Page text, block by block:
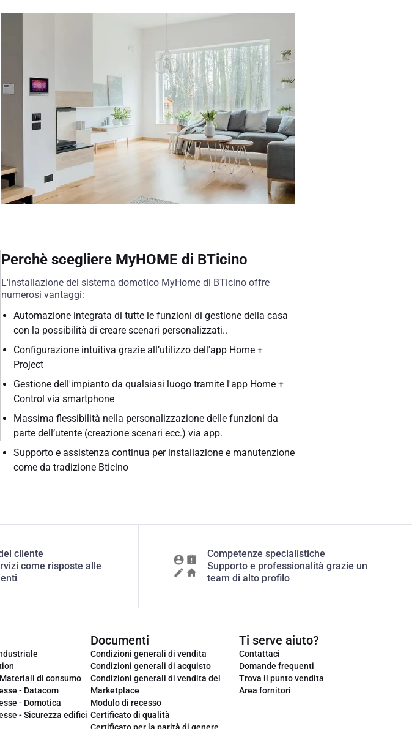
Perchè scegliere MyHOME di BTicino
L'installazione del sistema domotico MyHome di BTicino offre
numerosi vantaggi:
Automazione integrata di tutte le funzioni di gestione della casa
con la possibilità di creare scenari personalizzati..
Configurazione intuitiva grazie all’utilizzo dell'app Home +
Project
Gestione dell'impianto da qualsiasi luogo tramite l'app Home +
Control via smartphone
Massima flessibilità nella personalizzazione delle funzioni da
parte dell’utente (creazione scenari ecc.) via app.
Supporto e assistenza continua per installazione e manutenzione
come da tradizione Bticino
cliente
come risposte alle
Competenze specialistiche
Supporto e professionalità grazie un
team di alto profilo
di consumo
- Datacom
- Domotica
- Sicurezza edifici
Documenti
Condizioni generali di vendita
Condizioni generali di acquisto
Condizioni generali di vendita del
Marketplace
Modulo di recesso
Certificato di qualità
Ti serve aiuto?
Contattaci
Domande frequenti
Trova il punto vendita
Area fornitori